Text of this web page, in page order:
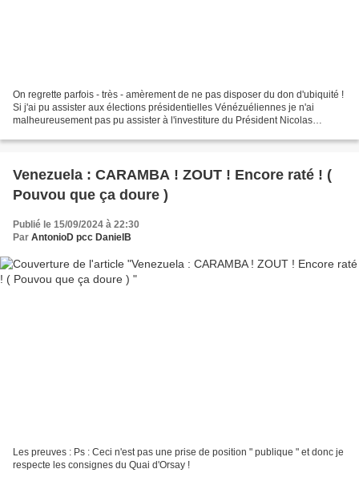
On regrette parfois - très - amèrement de ne pas disposer du don d'ubiquité !
Si j'ai pu assister aux élections présidentielles Vénézuéliennes je n'ai
malheureusement pas pu assister à l'investiture du Président Nicolas
Venezuela : CARAMBA ! ZOUT ! Encore raté ! (
Pouvou que ça doure )
Publié le 15/09/2024 à 22:30
Par AntonioD pcc DanielB
Les preuves : Ps : Ceci n'est pas une prise de position " publique " et donc je
respecte les consignes du Quai d'Orsay !